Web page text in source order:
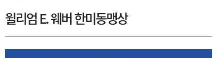
윌리엄 E. 웨버 한미동맹상